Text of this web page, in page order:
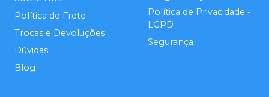
Política de Frete
Trocas e Devoluções
Dúvidas
Blog
Política de Privacidade -
LGPD
Segurança